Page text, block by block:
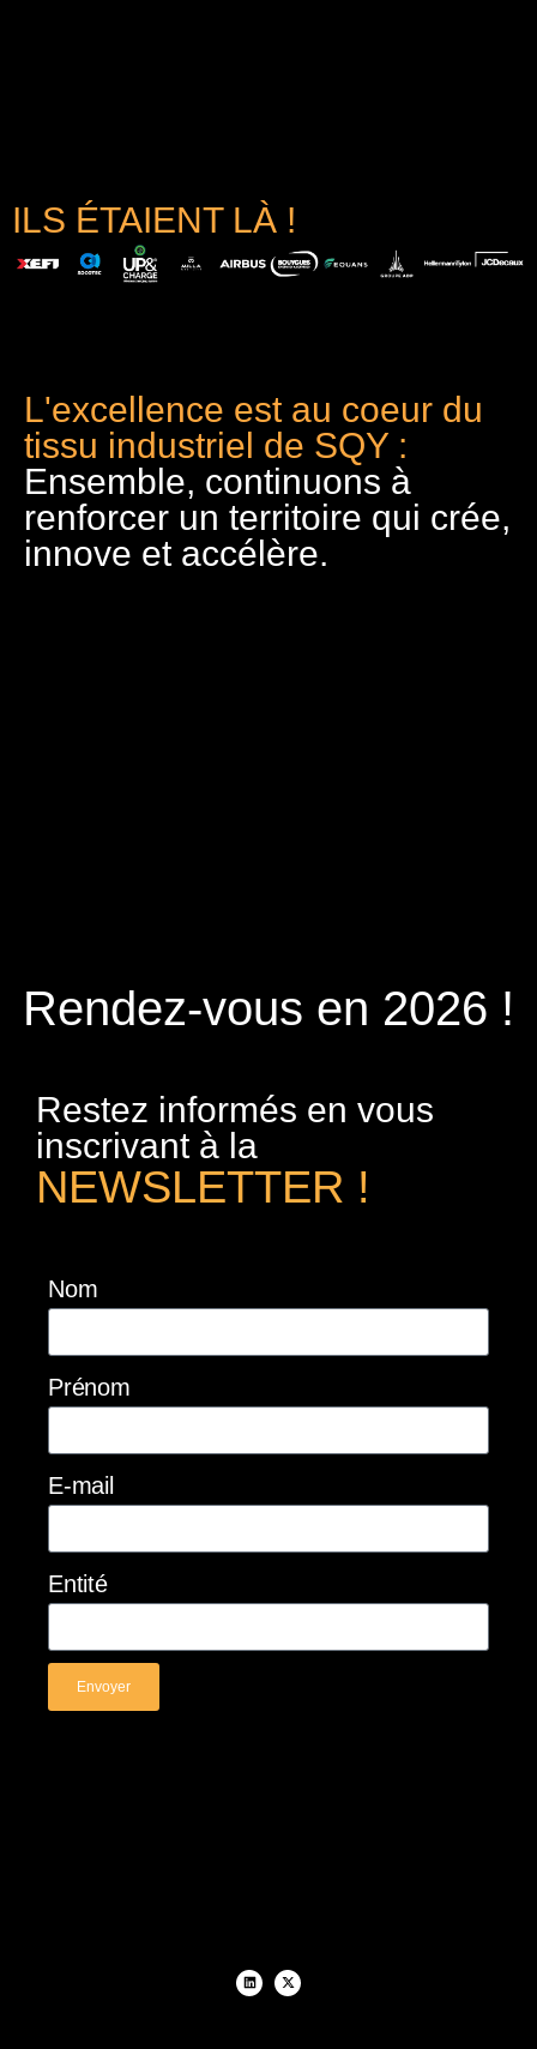
ILS ÉTAIENT LÀ !
L'excellence est au coeur du
tissu industriel de SQY :
Ensemble, continuons à
renforcer un territoire qui crée,
innove et accélère.
Rendez-vous en 2026 !
Restez informés en vous
inscrivant à la
NEWSLETTER !
Nom
Prénom
E-mail
Entité
Envoyer